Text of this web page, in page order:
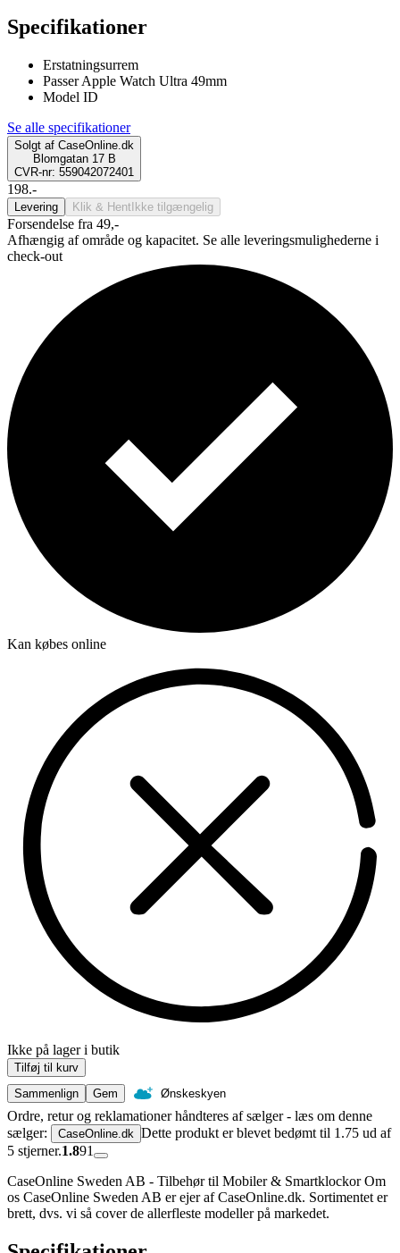
Specifikationer
Erstatningsurrem
Passer Apple Watch Ultra 49mm
Model ID
Se alle specifikationer
Solgt af CaseOnline.dk
Blomgatan 17 B
CVR-nr: 559042072401
198.-
Levering Klik & Hent Ikke tilgængelig
Forsendelse fra 49,-
Afhængig af område og kapacitet. Se alle leveringsmulighederne i
check-out
Kan købes online
Ikke på lager i butik
Tilføj til kurv
Sammenlign
Gem Ønskeskyen
Ordre, retur og reklamationer håndteres af sælger - læs om denne
sælger:
CaseOnline.dk Dette produkt er blevet bedømt til 1.75 ud af
5 stjerner.1.891
CaseOnline Sweden AB - Tilbehør til Mobiler & Smartklockor Om
os CaseOnline Sweden AB er ejer af CaseOnline.dk. Sortimentet er
brett, dvs. vi så cover de allerfleste modeller på markedet.